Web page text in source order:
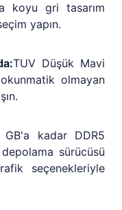
koyu gri tasarım
yapın.
TUV Düşük Mavi
olmayan
GB'a kadar DDR5
sürücüsü
seçenekleriyle